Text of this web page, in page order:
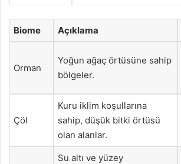
Biome Açıklama
Orman
Yoğun ağaç örtüsüne sahip
bölgeler.
Çöl
Kuru iklim koşullarına
sahip, düşük bitki örtüsü
olan alanlar.
Su altı ve yüzey